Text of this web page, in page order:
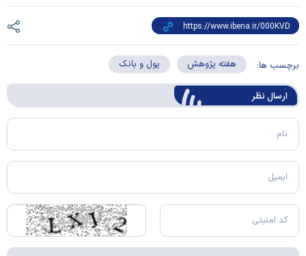
برچسب ها: هفته پژوهش پول و بانک
ارسال‌ نظر